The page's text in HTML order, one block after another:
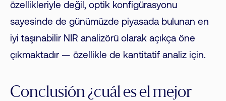
özellikleriyle değil, optik konfigürasyonu
sayesinde de günümüzde piyasada bulunan en
iyi taşınabilir NIR analizörü olarak açıkça öne
çıkmaktadır — özellikle de kantitatif analiz için.
Conclusión ¿cuál es el mejor